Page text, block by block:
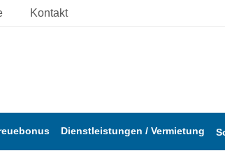
Kontakt
Dienstleistungen / Vermietung